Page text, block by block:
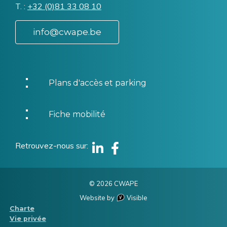
T. Téléphone
+32 (0)81 33 08 10
info@cwape.be
Plans d'accès et parking
Fiche mobilité
Retrouvez-nous sur
Linkedin
Facebook
© 2026 CWAPE
Website by
Visible
Menu
Pied
Charte
Vie privée